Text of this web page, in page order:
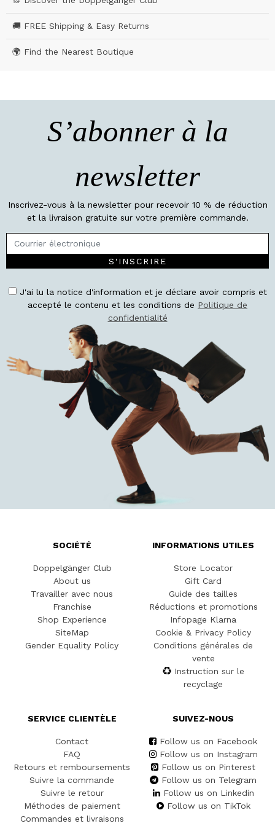
🚚 FREE Shipping & Easy Returns
🌍 Find the Nearest Boutique
S’abonner à la
newsletter
Inscrivez-vous à la newsletter pour recevoir 10 % de réduction
et la livraison gratuite sur votre première commande.
S'INSCRIRE
J'ai lu la notice d'information et je déclare avoir compris et
accepté le contenu et les conditions de Politique de
confidentialité
SOCIÉTÉ
Doppelgänger Club
About us
Travailler avec nous
Franchise
Shop Experience
SiteMap
Gender Equality Policy
INFORMATIONS UTILES
Store Locator
Gift Card
Guide des tailles
Réductions et promotions
Infopage Klarna
Cookie & Privacy Policy
Conditions générales de
vente
Instruction sur le
recyclage
SERVICE CLIENTÈLE
Contact
FAQ
Retours et remboursements
Suivre la commande
Suivre le retour
Méthodes de paiement
Commandes et livraisons
SUIVEZ-NOUS
Follow us on Facebook
Follow us on Instagram
Follow us on Pinterest
Follow us on Telegram
Follow us on Linkedin
Follow us on TikTok